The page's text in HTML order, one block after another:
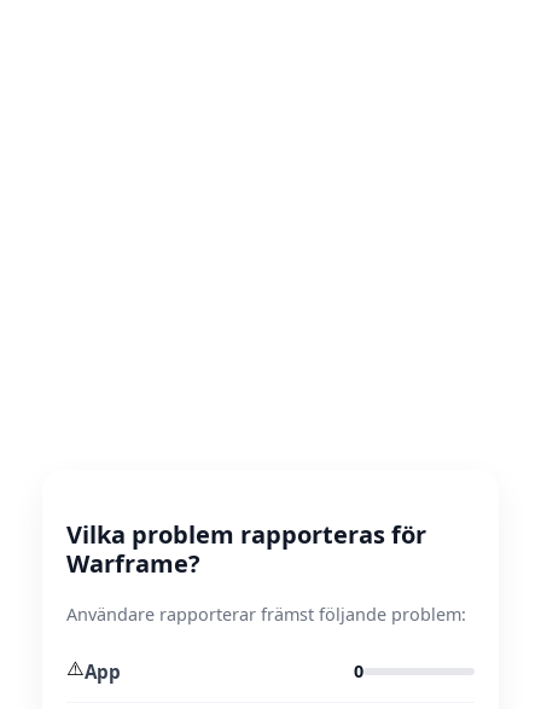
Vilka problem rapporteras för
Warframe?
Användare rapporterar främst följande problem:
⚠️App 0